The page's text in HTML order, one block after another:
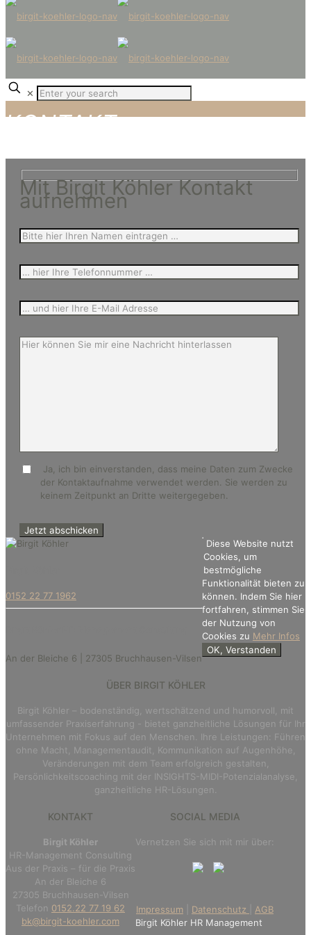
✕
KONTAKT
Mit Birgit Köhler Kontakt
aufnehmen
Ja, ich bin einverstanden, dass meine Daten zum Zwecke
der Kontaktaufnahme verwendet werden. Sie werden zu
keinem Zeitpunkt an Dritte weitergegeben.
0152 22 77 1962
An der Bleiche 6 | 27305 Bruchhausen-Vilsen
ÜBER BIRGIT KÖHLER
Birgit Köhler – bodenständig, wertschätzend und humorvoll, mit
umfassender Praxiserfahrung - bietet ganzheitliche Lösungen für Ihr
Unternehmen mit Fokus auf den Menschen. Ihre Leistungen: Führen
ohne Macht, Managementaudit, Kommunikation auf Augenhöhe,
Veränderungen mit dem Team erfolgreich gestalten,
Persönlichkeitscoaching mit der INSIGHTS-MIDI-Potenzialanalyse,
ganzheitliche HR-Lösungen.
KONTAKT
Birgit Köhler
HR-Management Consulting
Aus der Praxis – für die Praxis
An der Bleiche 6
27305 Bruchhausen-Vilsen
Telefon 0152.22 77 19 62
bk@birgit-koehler.com
SOCIAL MEDIA
Vernetzen Sie sich mit mir über:
Impressum Datenschutz
AGB
Birgit Köhler HR Management
Diese Website nutzt
Cookies, um
bestmögliche
Funktionalität bieten zu
können. Indem Sie hier
fortfahren, stimmen Sie
der Nutzung von
Cookies zu Mehr Infos
OK, Verstanden